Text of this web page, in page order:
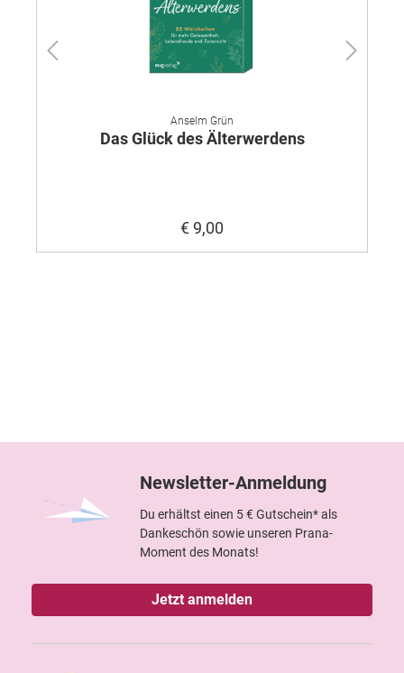
Anselm Grün
Das Glück des Älterwerdens
€ 9,00
Newsletter-Anmeldung
Du erhältst einen 5 € Gutschein* als
Dankeschön sowie unseren Prana-
Moment des Monats!
Jetzt anmelden